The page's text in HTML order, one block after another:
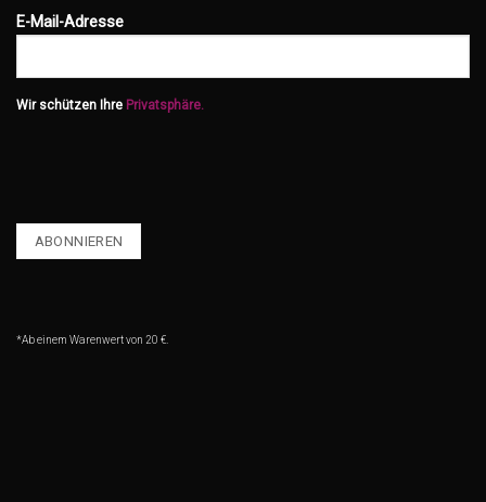
E-Mail-Adresse
Wir schützen Ihre Privatsphäre.
*Ab einem Warenwert von 20 €.